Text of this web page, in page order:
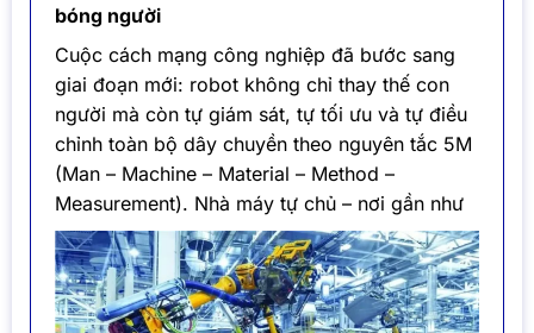
bóng người
Cuộc cách mạng công nghiệp đã bước sang
giai đoạn mới: robot không chỉ thay thế con
người mà còn tự giám sát, tự tối ưu và tự điều
chỉnh toàn bộ dây chuyền theo nguyên tắc 5M
(Man – Machine – Material – Method –
Measurement). Nhà máy tự chủ – nơi gần như